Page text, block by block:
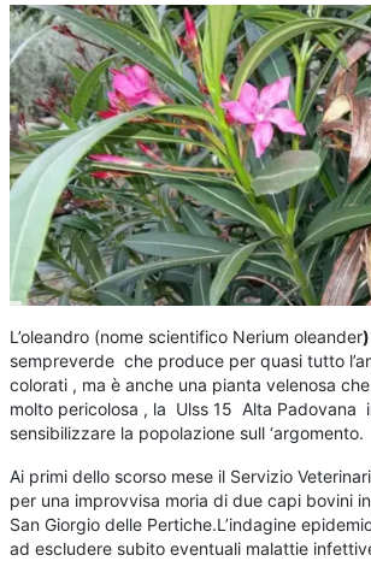
L’oleandro (nome scientifico Nerium oleander
sempreverde che produce per quasi tutto
colorati , ma è anche una pianta velenosa
molto pericolosa , la Ulss 15 Alta Padovana
sensibilizzare la popolazione sull ‘argomento.
Ai primi dello scorso mese il Servizio
per una improvvisa moria di due capi bovini
San Giorgio delle Pertiche.L’indagine
ad escludere subito eventuali malattie